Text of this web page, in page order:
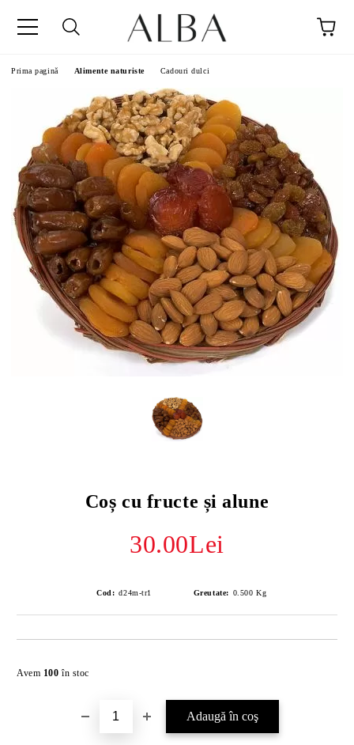
Prima pagină Alimente naturiste Cadouri dulci
Coș cu fructe și alune
30.00Lei
Cod: d24m-tr1 Greutate: 0.500 Kg
Avem 100în stoc